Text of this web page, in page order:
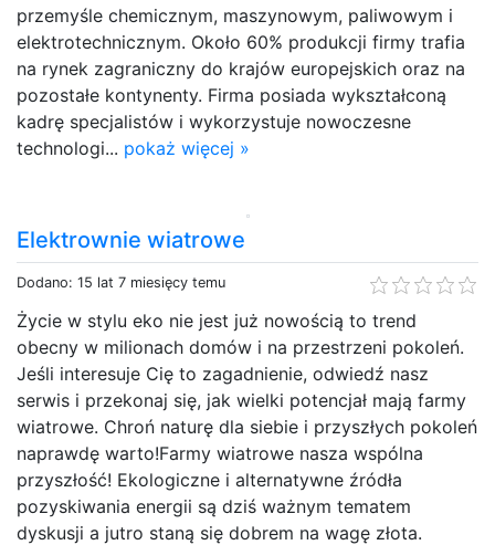
przemyśle chemicznym, maszynowym, paliwowym i
elektrotechnicznym. Około 60% produkcji firmy trafia
na rynek zagraniczny do krajów europejskich oraz na
pozostałe kontynenty. Firma posiada wykształconą
kadrę specjalistów i wykorzystuje nowoczesne
technologi... pokaż więcej »
Elektrownie wiatrowe
Dodano: 15 lat 7 miesięcy temu
Życie w stylu eko nie jest już nowością to trend
obecny w milionach domów i na przestrzeni pokoleń.
Jeśli interesuje Cię to zagadnienie, odwiedź nasz
serwis i przekonaj się, jak wielki potencjał mają farmy
wiatrowe. Chroń naturę dla siebie i przyszłych pokoleń
naprawdę warto!Farmy wiatrowe nasza wspólna
przyszłość! Ekologiczne i alternatywne źródła
pozyskiwania energii są dziś ważnym tematem
dyskusji a jutro staną się dobrem na wagę złota.